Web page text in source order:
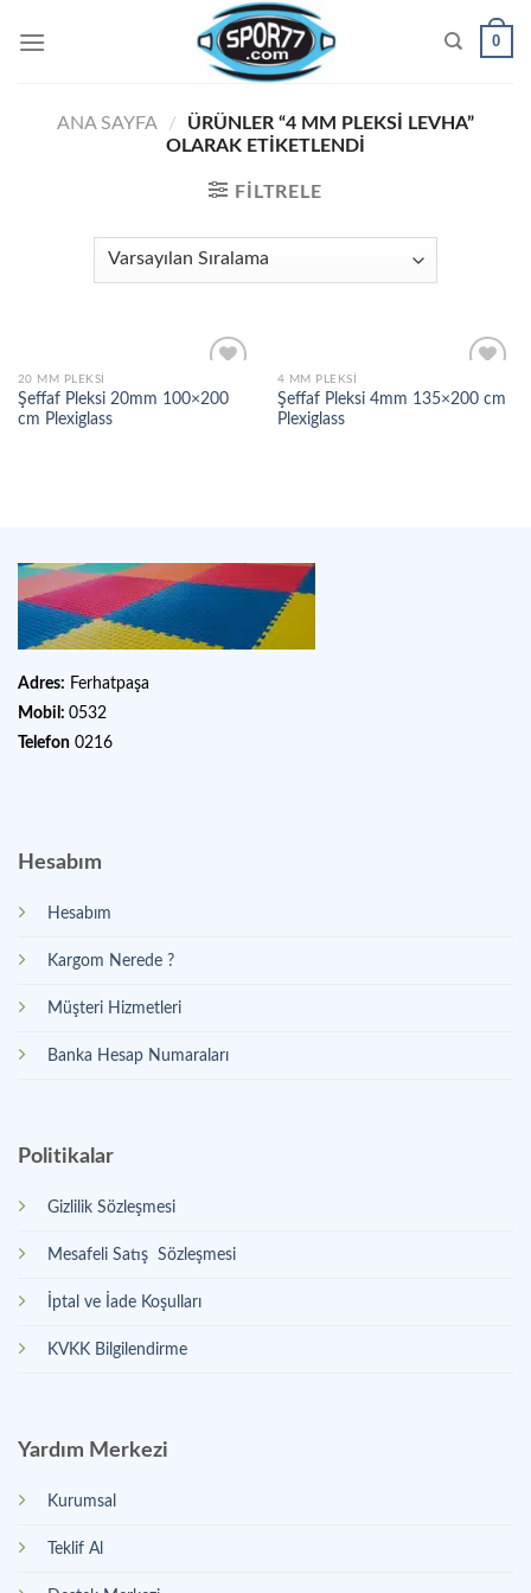
0
ANA SAYFA /
ÜRÜNLER “4 MM PLEKSI LEVHA”
OLARAK ETIKETLENDI
FILTRELE
20 MM PLEKSI
Şeffaf Pleksi 20mm 100×200
cm Plexiglass
4 MM PLEKSI
Şeffaf Pleksi 4mm 135×200 cm
Plexiglass
Adres: Ferhatpaşa
Mobil: 0532
Telefon 0216
Hesabım
Hesabım
Kargom Nerede ?
Müşteri Hizmetleri
Banka Hesap Numaraları
Politikalar
Gizlilik Sözleşmesi
Mesafeli Satış Sözleşmesi
İptal ve İade Koşulları
KVKK Bilgilendirme
Yardım Merkezi
Kurumsal
Teklif Al